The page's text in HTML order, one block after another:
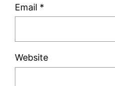
Email *
Website